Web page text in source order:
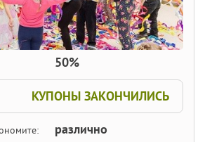
50%
КУПОНЫ ЗАКОНЧИЛИСЬ
различно